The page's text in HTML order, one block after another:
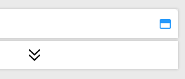
デオクリップバージョン)